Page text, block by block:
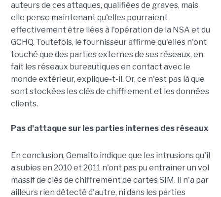
auteurs de ces attaques, qualifiées de graves, mais
elle pense maintenant qu'elles pourraient
effectivement être liées à l'opération de la NSA et du
GCHQ. Toutefois, le fournisseur affirme qu'elles n'ont
touché que des parties externes de ses réseaux, en
fait les réseaux bureautiques en contact avec le
monde extérieur, explique-t-il. Or, ce n'est pas là que
sont stockées les clés de chiffrement et les données
clients.
Pas d'attaque sur les parties internes des réseaux
En conclusion, Gemalto indique que les intrusions qu'il
a subies en 2010 et 2011 n'ont pas pu entraîner un vol
massif de clés de chiffrement de cartes SIM. Il n'a par
ailleurs rien détecté d'autre, ni dans les parties